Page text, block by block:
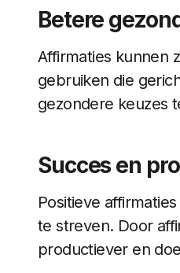
Betere
Affirmaties kunnen
gebruiken die
gezondere keuzes
Succes en
Positieve
te streven. Door
productiever en